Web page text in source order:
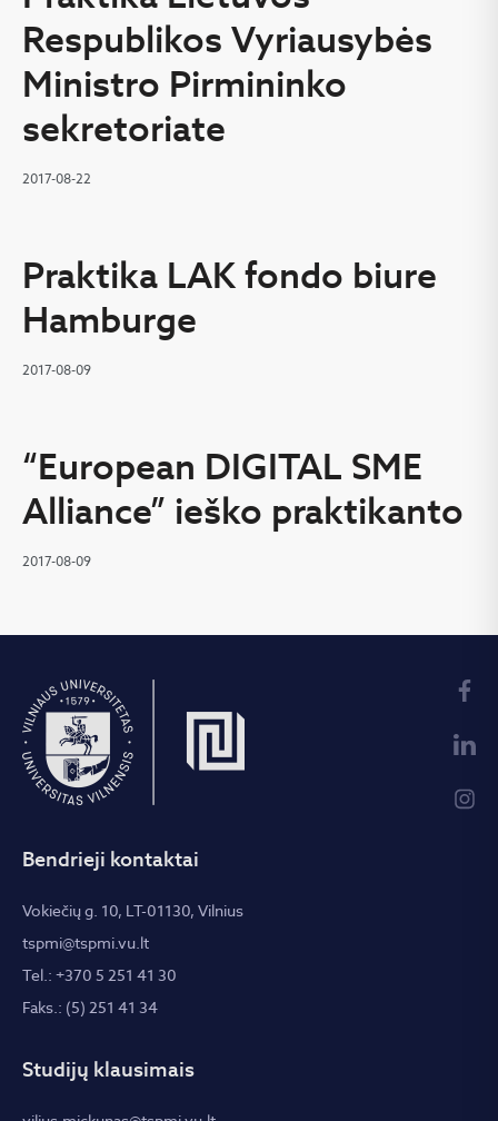
Respublikos Vyriausybės
Ministro Pirmininko
sekretoriate
2017-08-22
Praktika LAK fondo biure
Hamburge
2017-08-09
“European DIGITAL SME
Alliance” ieško praktikanto
2017-08-09
Bendrieji kontaktai
Vokiečių g. 10, LT-01130, Vilnius
tspmi@tspmi.vu.lt
Tel.: +370 5 251 41 30
Faks.: (5) 251 41 34
Studijų klausimais